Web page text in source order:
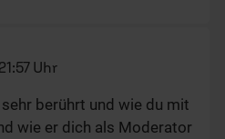
Uhr
berührt und wie du mit
wie er dich als Moderator